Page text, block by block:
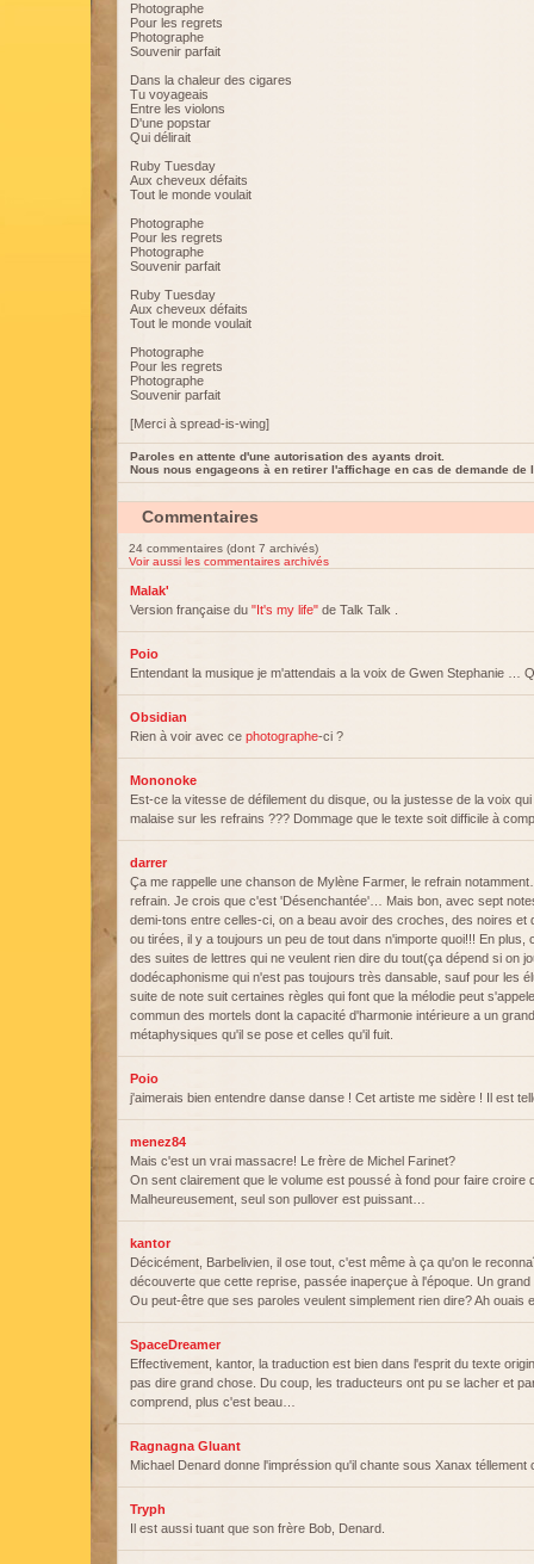
Photographe
Pour les regrets
Photographe
Souvenir parfait
Dans la chaleur des cigares
Tu voyageais
Entre les violons
D'une popstar
Qui délirait
Ruby Tuesday
Aux cheveux défaits
Tout le monde voulait
Photographe
Pour les regrets
Photographe
Souvenir parfait
Ruby Tuesday
Aux cheveux défaits
Tout le monde voulait
Photographe
Pour les regrets
Photographe
Souvenir parfait
[Merci à spread-is-wing]
Paroles en attente d'une autorisation des ayants droit.
Nous nous engageons à en retirer l'affichage en cas de demande de
Commentaires
24 commentaires (dont 7 archivés)
Voir aussi les commentaires archivés
Malak'
Version française du "It's my life" de Talk Talk .
Poio
Entendant la musique je m'attendais a la voix de Gwen Stephanie …
Obsidian
Rien à voir avec ce photographe-ci ?
Mononoke
Est-ce la vitesse de défilement du disque, ou la justesse de la voix
malaise sur les refrains ??? Dommage que le texte soit difficile à
darrer
Ça me rappelle une chanson de Mylène Farmer, le refrain
refrain. Je crois que c'est 'Désenchantée'… Mais bon, avec sept
demi-tons entre celles-ci, on a beau avoir des croches, des noires et
ou tirées, il y a toujours un peu de tout dans n'importe quoi!!! En
des suites de lettres qui ne veulent rien dire du tout(ça dépend si on
dodécaphonisme qui n'est pas toujours très dansable, sauf pour les
suite de note suit certaines règles qui font que la mélodie peut
commun des mortels dont la capacité d'harmonie intérieure a un
métaphysiques qu'il se pose et celles qu'il fuit.
Poio
j'aimerais bien entendre danse danse ! Cet artiste me sidère ! Il est
menez84
Mais c'est un vrai massacre! Le frère de Michel Farinet?
On sent clairement que le volume est poussé à fond pour faire croire
Malheureusement, seul son pullover est puissant…
kantor
Décicément, Barbelivien, il ose tout, c'est même à ça qu'on le
découverte que cette reprise, passée inaperçue à l'époque. Un
Ou peut-être que ses paroles veulent simplement rien dire? Ah ouais
SpaceDreamer
Effectivement, kantor, la traduction est bien dans l'esprit du texte
pas dire grand chose. Du coup, les traducteurs ont pu se lacher et
comprend, plus c'est beau…
Ragnagna Gluant
Michael Denard donne l'impréssion qu'il chante sous Xanax téllement
Tryph
Il est aussi tuant que son frère Bob, Denard.